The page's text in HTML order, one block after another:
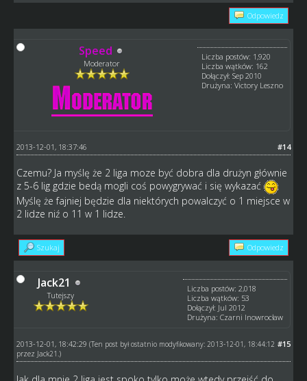
Odpowiedz
Speed
Moderator
Liczba postów: 1,920
Liczba wątków: 162
Dołączył: Sep 2010
Drużyna: Victory Leszno
#14
2013-12-01, 18:37:46
Czemu? Ja myślę że 2 liga moze być dobra dla drużyn głównie
z 5-6 lig gdzie bedą mogli coś powygrywać i się wykazać
Myślę że fajniej będzie dla niektórych powalczyć o 1 miejsce w
2 lidze niź o 11 w 1 lidze.
Szukaj Odpowiedz
Jack21
Tutejszy
Liczba postów: 2,018
Liczba wątków: 53
Dołączył: Jul 2012
Drużyna: Czarni Inowrocław
#15
2013-12-01, 18:42:29 (Ten post był ostatnio modyfikowany: 2013-12-01, 18:44:12
przez Jack21 .)